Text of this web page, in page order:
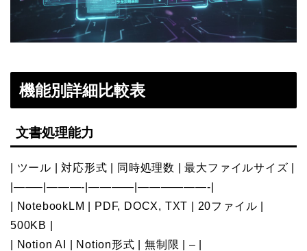
機能別詳細比較表
文書処理能力
| ツール | 対応形式 | 同時処理数 | 最大ファイルサイズ |
|——–|———-|————|——————-|
| NotebookLM | PDF, DOCX, TXT | 20ファイル |
500KB |
| Notion AI | Notion形式 | 無制限 | – |